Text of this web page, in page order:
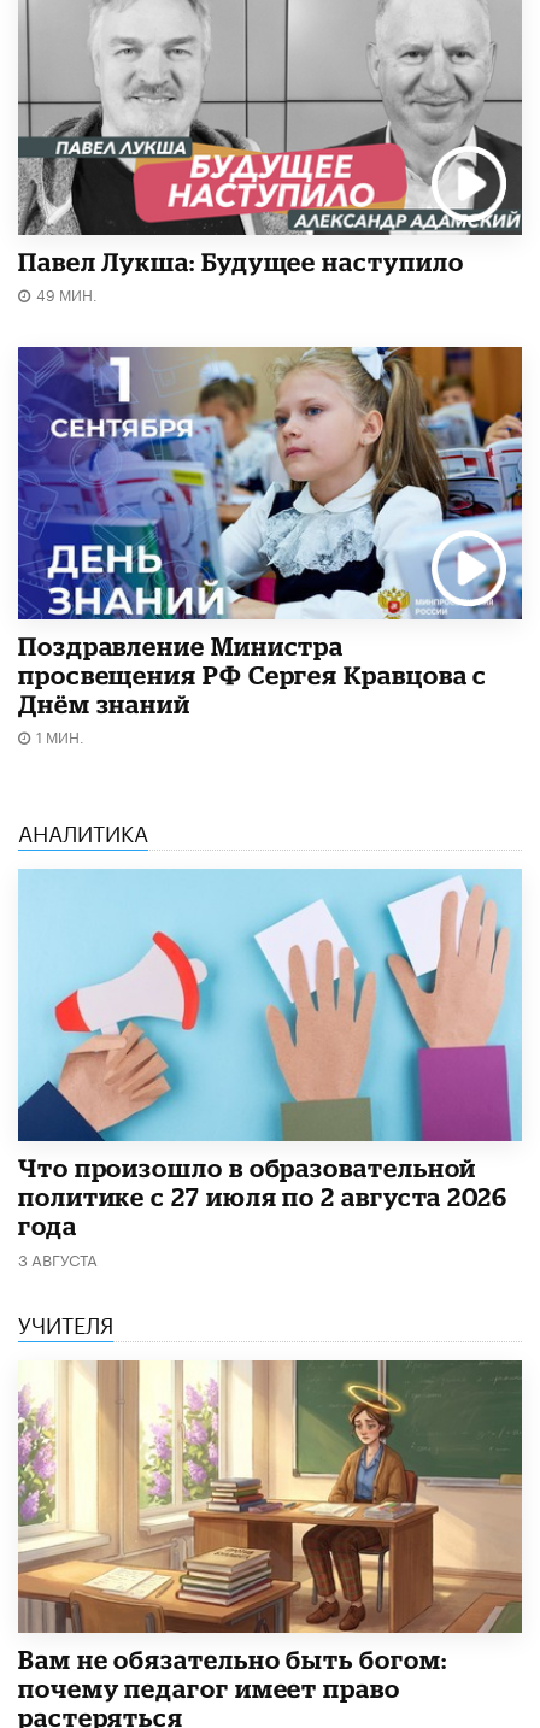
Павел Лукша: Будущее наступило
49 МИН.
Поздравление Министра
просвещения РФ Сергея Кравцова с
Днём знаний
1 МИН.
АНАЛИТИКА
​Что произошло в образовательной
политике с 27 июля по 2 августа 2026
года
3 АВГУСТА
УЧИТЕЛЯ
​Вам не обязательно быть богом:
почему педагог имеет право
растеряться